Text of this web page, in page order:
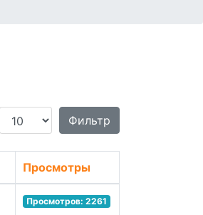
Кол-во строк:Фильтр
Просмотры
Просмотров: 2261